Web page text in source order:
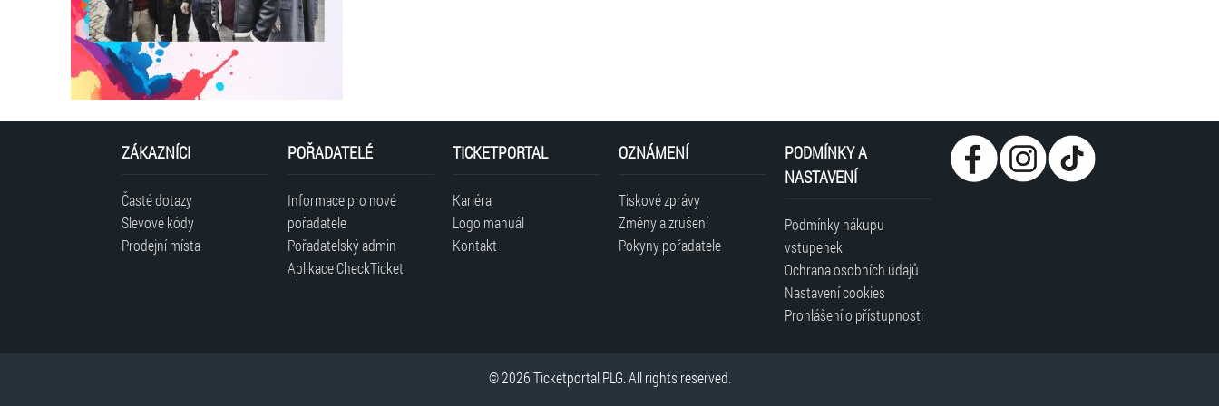
ZÁKAZNÍCI
Časté dotazy
Slevové kódy
Prodejní místa
POŘADATELÉ
Informace pro nové
pořadatele
Pořadatelský admin
Aplikace CheckTicket
TICKETPORTAL
Kariéra
Logo manuál
Kontakt
OZNÁMENÍ
Tiskové zprávy
Změny a zrušení
Pokyny pořadatele
PODMÍNKY A
NASTAVENÍ
Podmínky nákupu
vstupenek
Ochrana osobních údajů
Nastavení cookies
Prohlášení o přístupnosti
© 2026 Ticketportal PLG. All rights reserved.